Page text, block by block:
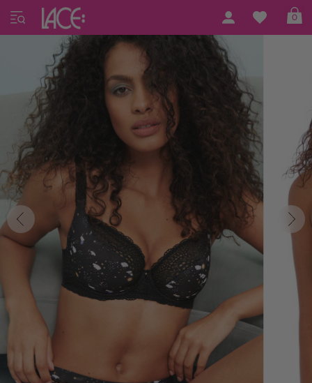
0
Home Freya Lingerie